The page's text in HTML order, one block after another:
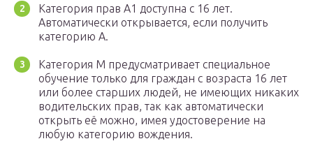
Категория прав А1 доступна с 16 лет.
Автоматически открывается, если получить
категорию А.
Категория М предусматривает специальное
обучение только для граждан с возраста 16 лет
или более старших людей, не имеющих никаких
водительских прав, так как автоматически
открыть её можно, имея удостоверение на
любую категорию вождения.